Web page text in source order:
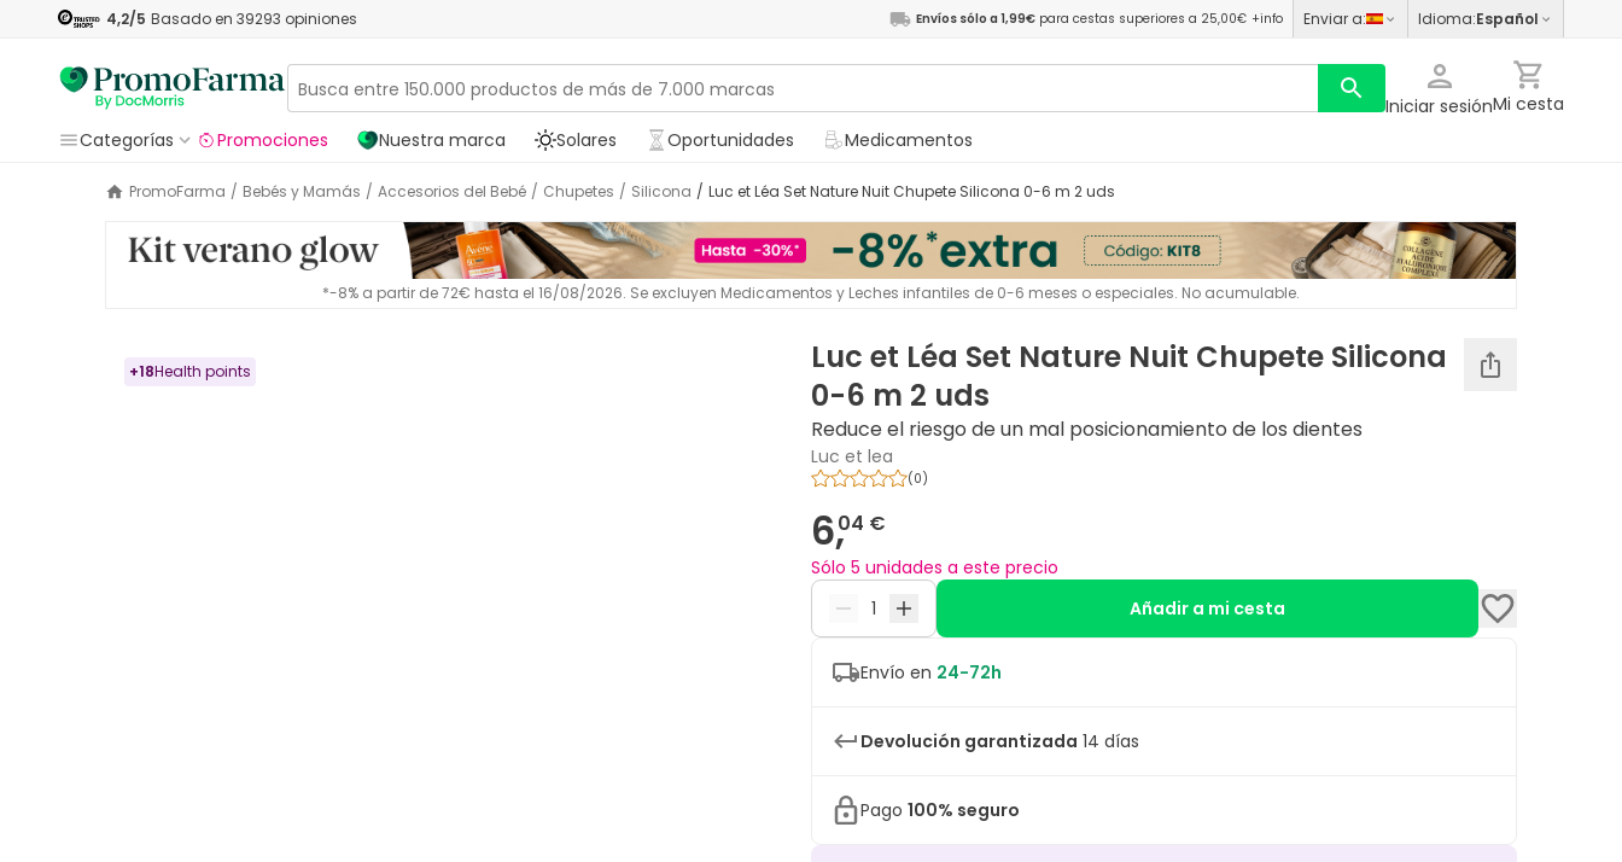
4,2/5 Basado en 39293 opiniones Envíos sólo a 1,99€ para cestas superiores a 25,00€ +info Enviar a: Idioma:Español
Iniciar sesiónMi cesta
Categorías
Promociones Nuestra marca Solares Oportunidades Medicamentos
PromoFarma / Bebés y Mamás / Accesorios del Bebé / Chupetes / Silicona / Luc et Léa Set Nature Nuit Chupete Silicona 0-6 m 2 uds
*-8% a partir de 72€ hasta el 16/08/2026. Se excluyen Medicamentos y Leches infantiles de 0-6 meses o especiales. No acumulable.
+18Health points
Luc et Léa Set Nature Nuit Chupete Silicona
0-6 m 2 uds
Reduce el riesgo de un mal posicionamiento de los dientes
Luc et lea
(0)
6,04 €
Sólo 5 unidades a este precio
Añadir a mi cesta
Envío en 24-72h
Devolución garantizada 14 días
Pago 100% seguro